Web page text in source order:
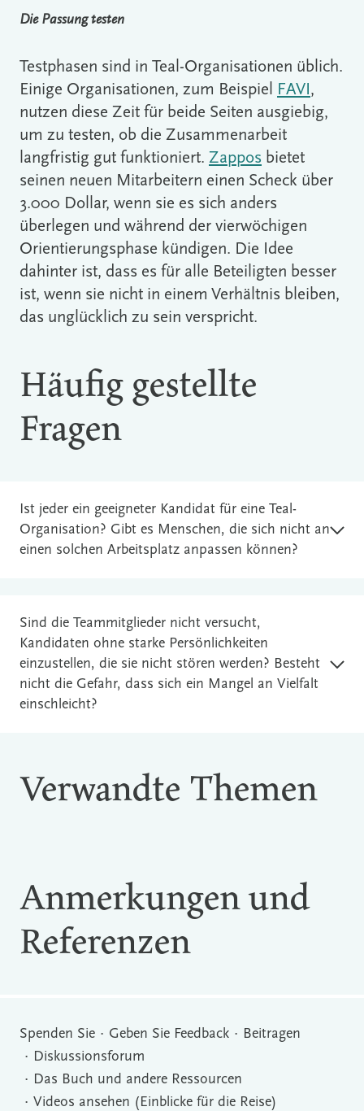
Die Passung testen
Testphasen sind in Teal-Organisationen üblich.
Einige Organisationen, zum Beispiel
FAVI ,
nutzen diese Zeit für beide Seiten ausgiebig,
um zu testen, ob die Zusammenarbeit
langfristig gut funktioniert. Zappos bietet
seinen neuen Mitarbeitern einen Scheck über
3.000 Dollar, wenn sie es sich anders
überlegen und während der vierwöchigen
Orientierungsphase kündigen. Die Idee
dahinter ist, dass es für alle Beteiligten besser
ist, wenn sie nicht in einem Verhältnis bleiben,
das unglücklich zu sein verspricht.
Häufig gestellte
Fragen
Ist jeder ein geeigneter Kandidat für eine Teal-
Organisation? Gibt es Menschen, die sich nicht an
einen solchen Arbeitsplatz anpassen können?
Sind die Teammitglieder nicht versucht,
Kandidaten ohne starke Persönlichkeiten
einzustellen, die sie nicht stören werden? Besteht
nicht die Gefahr, dass sich ein Mangel an Vielfalt
einschleicht?
Verwandte Themen
Anmerkungen und
Referenzen
Spenden Sie Geben Sie Feedback
Beitragen
Diskussionsforum
Das Buch und andere Ressourcen
Videos ansehen (Einblicke für die Reise)